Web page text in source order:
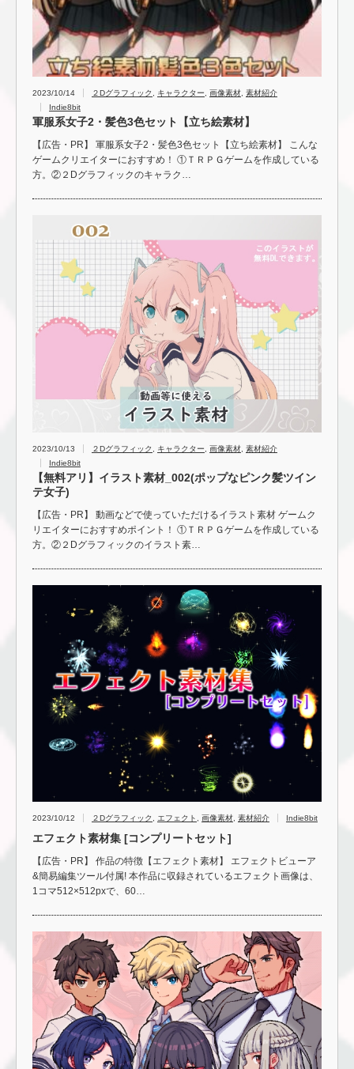
2023/10/14 ２Dグラフィック キャラクター 画像素材 素材紹介
Indie8bit
軍服系女子2・髪色3色セット【立ち絵素材】
【広告・PR】 軍服系女子2・髪色3色セット【立ち絵素材】 こんな
ゲームクリエイターにおすすめ！ ①ＴＲＰＧゲームを作成している
方。②２Dグラフィックのキャラク…
2023/10/13 ２Dグラフィック キャラクター 画像素材 素材紹介
Indie8bit
【無料アリ】イラスト素材_002(ポップなピンク髪ツイン
テ女子)
【広告・PR】 動画などで使っていただけるイラスト素材 ゲームク
リエイターにおすすめポイント！ ①ＴＲＰＧゲームを作成している
方。②２Dグラフィックのイラスト素…
2023/10/12 ２Dグラフィック エフェクト 画像素材 素材紹介 Indie8bit
エフェクト素材集 [コンプリートセット]
【広告・PR】 作品の特徴【エフェクト素材】 エフェクトビューア
&簡易編集ツール付属! 本作品に収録されているエフェクト画像は、
1コマ512×512pxで、60…